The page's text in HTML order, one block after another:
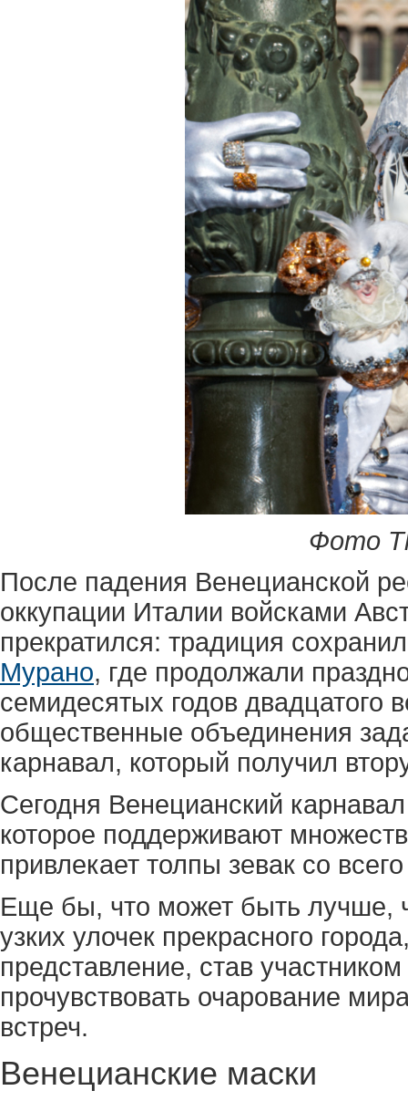
Фото
После падения Венецианской
оккупации Италии войсками
прекратился: традиция
Мурано, где продолжали
семидесятых годов двадцатого
общественные объединения
карнавал, который получил
Сегодня Венецианский
которое поддерживают
привлекает толпы зевак со
Еще бы, что может быть лучше,
узких улочек прекрасного
представление, став
прочувствовать очарование
встреч.
Венецианские маски